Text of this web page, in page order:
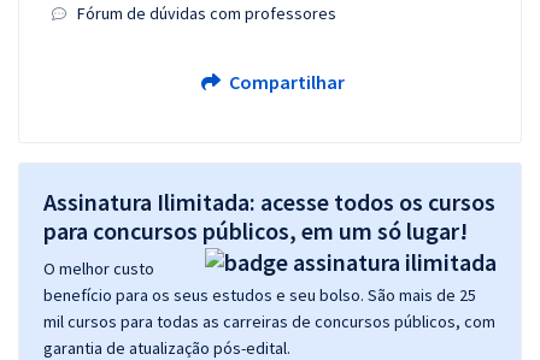
Fórum de dúvidas com professores
Compartilhar
Assinatura Ilimitada: acesse todos os cursos
para concursos públicos, em um só lugar!
O melhor custo
benefício para os seus estudos e seu bolso. São mais de 25
mil cursos para todas as carreiras de concursos públicos, com
garantia de atualização pós-edital.